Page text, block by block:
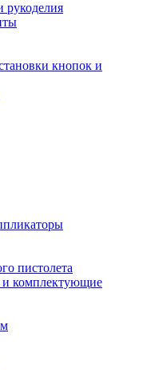
рукоделия
кнопок и
пистолета
комплектующие